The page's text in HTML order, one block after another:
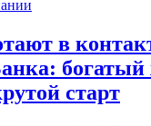
в
старт